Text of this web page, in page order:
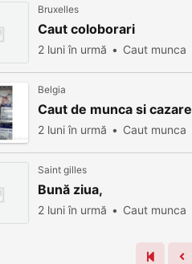
Bruxelles
Caut coloborari
2 luni în urmă Caut munca
Belgia
Caut de munca si cazare
2 luni în urmă Caut munca
Saint gilles
Bună ziua,
2 luni în urmă Caut munca